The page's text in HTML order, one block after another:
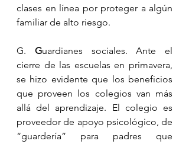
clases en línea por proteger a algún
familiar de alto riesgo.
G. Guardianes sociales. Ante el
cierre de las escuelas en primavera,
se hizo evidente que los beneficios
que proveen los colegios van más
allá del aprendizaje. El colegio es
proveedor de apoyo psicológico, de
“guardería” para padres que